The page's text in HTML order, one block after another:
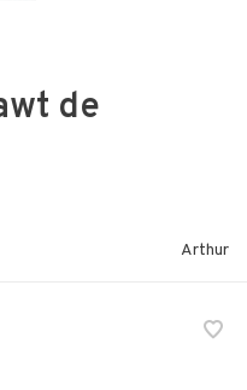
de
Arthur